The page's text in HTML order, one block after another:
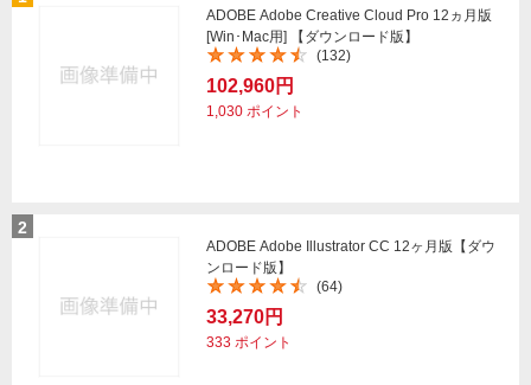
ADOBE Adobe Creative Cloud Pro 12ヵ月版
[Win･Mac用] 【ダウンロード版】
(132)
102,960円
1,030 ポイント
2
ADOBE Adobe Illustrator CC 12ヶ月版【ダウ
ンロード版】
(64)
33,270円
333 ポイント